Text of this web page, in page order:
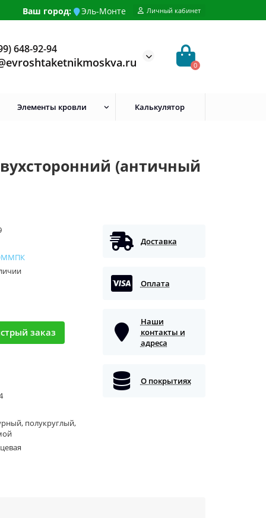
Ваш город: Эль-Монте Личный кабинет
648-92-94
0
Элементы кровли Калькулятор
(античный
заказ
полукруглый,
Доставка
Оплата
Наши
контакты и
адреса
О покрытиях